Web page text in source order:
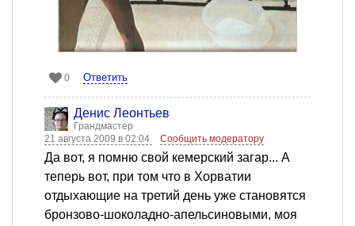
0 Ответить
Денис Леонтьев
Грандмастер
21 августа 2009 в 02:04
Сообщить модератору
Да вот, я помню свой кемерский загар... А
теперь вот, при том что в Хорватии
отдыхающие на третий день уже становятся
бронзово-шоколадно-апельсиновыми, моя